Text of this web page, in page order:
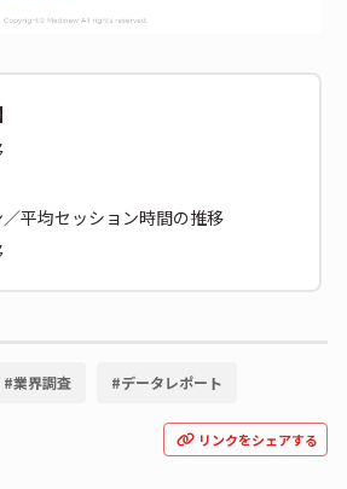
平均セッション時間の推移
#業界調査 #データレポート
リンクをシェアする